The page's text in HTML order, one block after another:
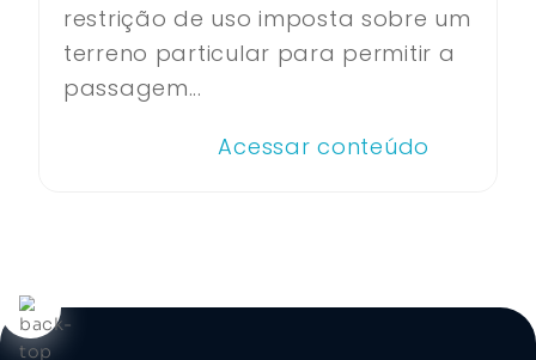
restrição de uso imposta sobre um
terreno particular para permitir a
passagem...
Acessar conteúdo